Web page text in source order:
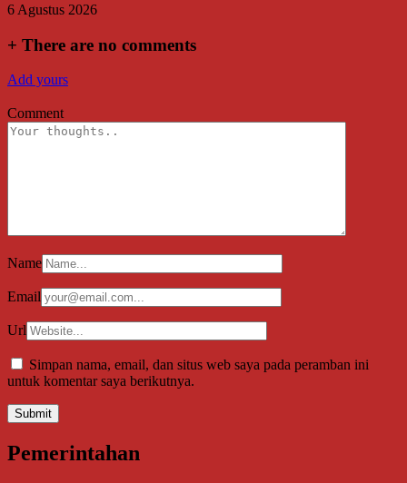
6 Agustus 2026
+ There are no comments
Add yours
Comment
Name
Email
Url
Simpan nama, email, dan situs web saya pada peramban ini
untuk komentar saya berikutnya.
Pemerintahan